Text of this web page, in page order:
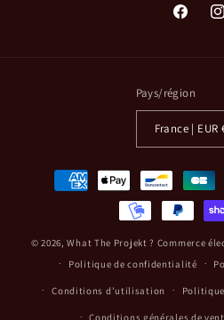
Facebook
Pays/région
Moyens
© 2026,What The Projekt ? Commerce
Politique de confidentialité
Conditions d’utilisation
Conditions générales de